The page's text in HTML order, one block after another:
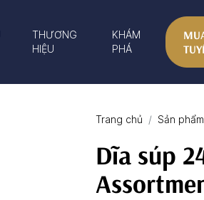
THƯƠNG
HIỆU
KHÁM
PHÁ
Trang chủ Sản
Dĩa súp